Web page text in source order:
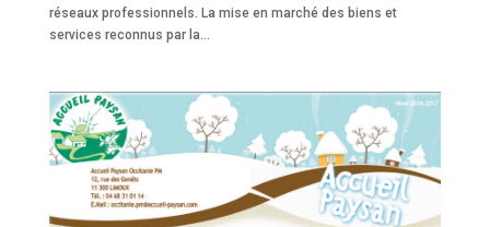
réseaux professionnels. La mise en marché des biens et
services reconnus par la...